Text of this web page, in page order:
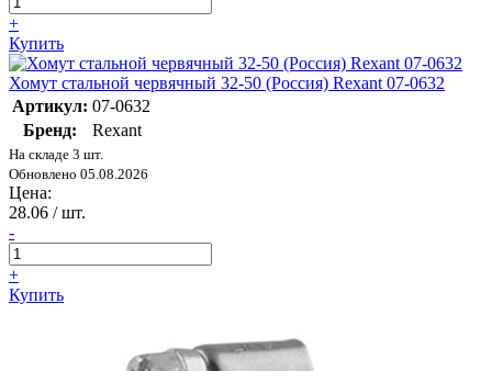
+
Купить
Хомут стальной червячный 32-50 (Россия) Rexant 07-0632
Артикул: 07-0632
Бренд:
Rexant
На складе 3 шт.
Обновлено 05.08.2026
Цена:
28.06 / шт.
-
+
Купить